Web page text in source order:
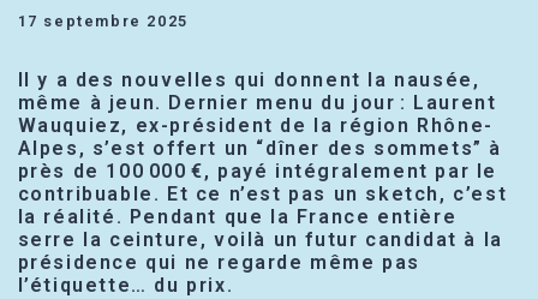
17 septembre 2025
Il y a des nouvelles qui donnent la nausée,
même à jeun. Dernier menu du jour : Laurent
Wauquiez, ex-président de la région Rhône-
Alpes, s’est offert un “dîner des sommets” à
près de 100 000 €, payé intégralement par le
contribuable. Et ce n’est pas un sketch, c’est
la réalité. Pendant que la France entière
serre la ceinture, voilà un futur candidat à la
présidence qui ne regarde même pas
l’étiquette… du prix.